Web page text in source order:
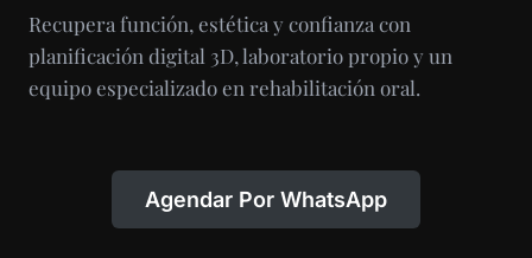
Recupera función, estética y confianza con
planificación digital 3D, laboratorio propio y un
equipo especializado en rehabilitación oral.
Agendar Por WhatsApp